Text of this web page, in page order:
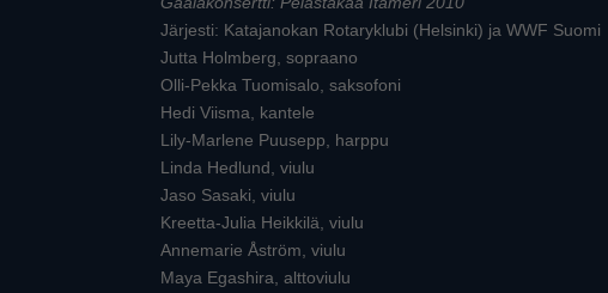
Järjesti: Katajanokan Rotaryklubi (Helsinki) ja WWF Suomi
Jutta Holmberg, sopraano
Olli-Pekka Tuomisalo, saksofoni
Hedi Viisma, kantele
Lily-Marlene Puusepp, harppu
Linda Hedlund, viulu
Jaso Sasaki, viulu
Kreetta-Julia Heikkilä, viulu
Annemarie Åström, viulu
Maya Egashira, alttoviulu